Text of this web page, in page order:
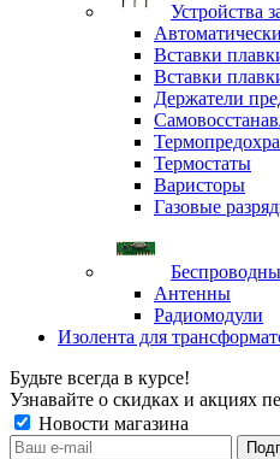
Устройства
Вставки
Вставки
Держатели
Термостаты
Варисторы
Газовые
Антенны
Радиомодули
Изолента для
Будьте всегда в курсе!
Узнавайте о скидках и акциях
Новости магазина